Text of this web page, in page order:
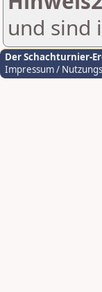
und sind
Der Schachturnier-
Impressum /